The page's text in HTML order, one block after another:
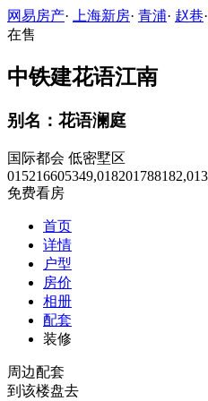
网易房产· 上海新房· 青浦· 赵巷·
在售
中铁建花语江南
别名：花语澜庭
国际都会 低密墅区
免费看房
首页
详情
户型
房价
相册
配套
装修
周边配套
到该楼盘去